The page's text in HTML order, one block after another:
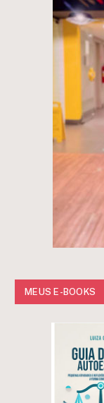
MEUS E-BOOKS